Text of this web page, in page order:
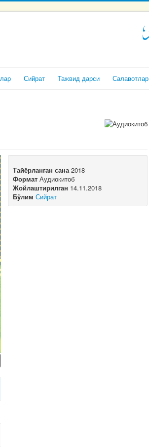
Сийрат Тажвид дарси Салавотлар
Тайёрланган сана 2018
Формат Аудиокитоб
Жойлаштирилган 14.11.2018
Бўлим Сийрат